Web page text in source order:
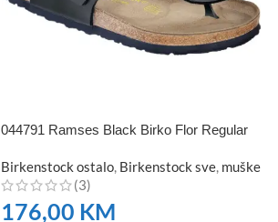
044791 Ramses Black Birko Flor Regular
Birkenstock ostalo, Birkenstock sve, muške
(3)
176,00 KM